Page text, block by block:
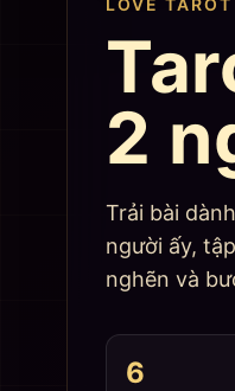
LOVE
2
Trải bài
người ấy,
nghẽn và
6